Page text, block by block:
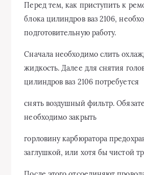
Перед тем, как приступить к
блока цилиндров ваз 2106,
подготовительную работу.
Сначала необходимо слить
жидкость. Далее для снятия
цилиндров ваз 2106 потребуется
снять воздушный фильтр.
необходимо закрыть
горловину карбюратора
заглушкой, или хотя бы чистой